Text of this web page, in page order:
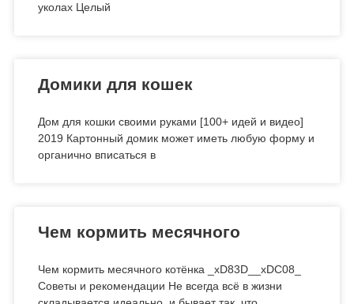
уколах Целый
Домики для кошек
Дом для кошки своими руками [100+ идей и видео]
2019 Картонный домик может иметь любую форму и
органично вписаться в
Чем кормить месячного
Чем кормить месячного котёнка _xD83D__xDC08_
Советы и рекомендации Не всегда всё в жизни